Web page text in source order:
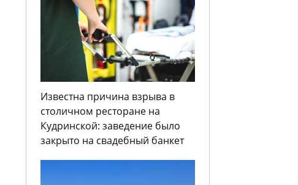
Известна причина взрыва в
столичном ресторане на
Кудринской: заведение было
закрыто на свадебный банкет